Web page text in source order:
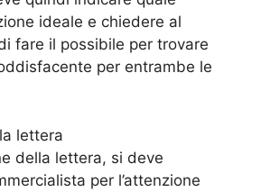
ideale e chiedere al
fare il possibile per trovare
per entrambe le
lettera
della lettera, si deve
per l’attenzione